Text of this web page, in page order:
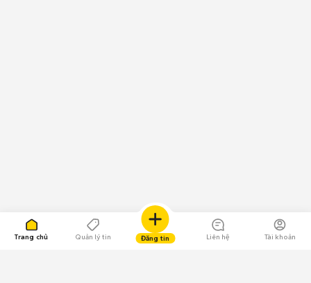
Trang chủ Quản lý tin Đăng tin Liên hệ Tài khoản